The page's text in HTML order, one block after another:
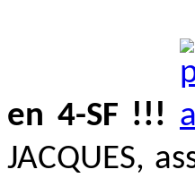
en 4-SF !!!
JACQUES,